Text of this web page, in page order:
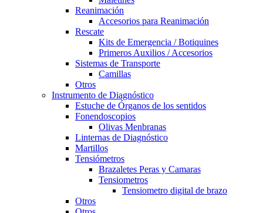
Reanimación
Accesorios para Reanimación
Rescate
Kits de Emergencia / Botiquines
Primeros Auxilios / Accesorios
Sistemas de Transporte
Camillas
Otros
Instrumento de Diagnóstico
Estuche de Órganos de los sentidos
Fonendoscopios
Olivas Menbranas
Linternas de Diagnóstico
Martillos
Tensiómetros
Brazaletes Peras y Camaras
Tensiometros
Tensiometro digital de brazo
Otros